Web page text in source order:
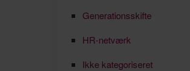
Generationsskifte
HR-netværk
Ikke kategoriseret